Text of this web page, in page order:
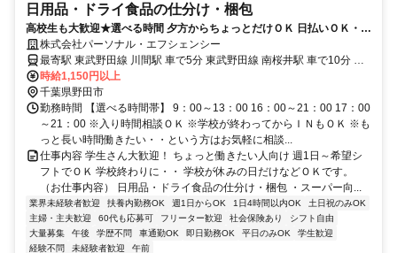
日用品・ドライ食品の仕分け・梱包
高校生も大歓迎★選べる時間 夕方からちょっとだけＯＫ 日払いＯＫ・希
望シフトでＯＫ・単発ＯＫ！
株式会社パーソナル・エフシェンシー
最寄駅 東武野田線 川間駅 車で5分 東武野田線 南桜井駅 車で10分 東
武野田線 野田市駅 車で20分
時給1,150円以上
千葉県野田市
勤務時間 【選べる時間帯】 9：00～13：00 16：00～21：00 17：00
～21：00 ※入り時間相談ＯＫ ※学校が終わってからＩＮもＯＫ ※も
っと長い時間働きたい・・という方はお気軽に相談...
仕事内容 学生さん大歓迎！ ちょっと働きたい人向け 週1日～希望シ
フトでＯＫ 学校終わりに・・ 学校が休みの日だけなどＯＫです。
（お仕事内容） 日用品・ドライ食品の仕分け・梱包 ・スーパー向...
業界未経験者歓迎 扶養内勤務OK 週1日からOK 1日4時間以内OK
土日祝のみOK
主婦・主夫歓迎
60代も応募可 フリーター歓迎 社会保険あり
シフト自由
大量募集
午後 学歴不問 車通勤OK 即日勤務OK 平日のみOK
学生歓迎
経験不問
未経験者歓迎 午前